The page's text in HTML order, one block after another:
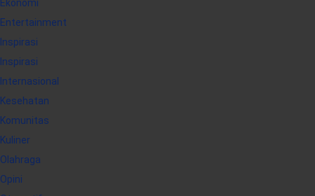
Ekonomi
Entertainment
Inspirasi
Inspirasi
Internasional
Kesehatan
Komunitas
Kuliner
Olahraga
Opini